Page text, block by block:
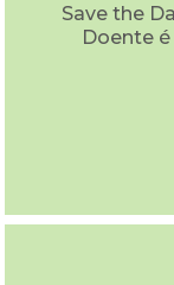
Save the
Doente